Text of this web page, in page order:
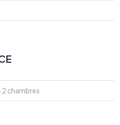
2 chambres